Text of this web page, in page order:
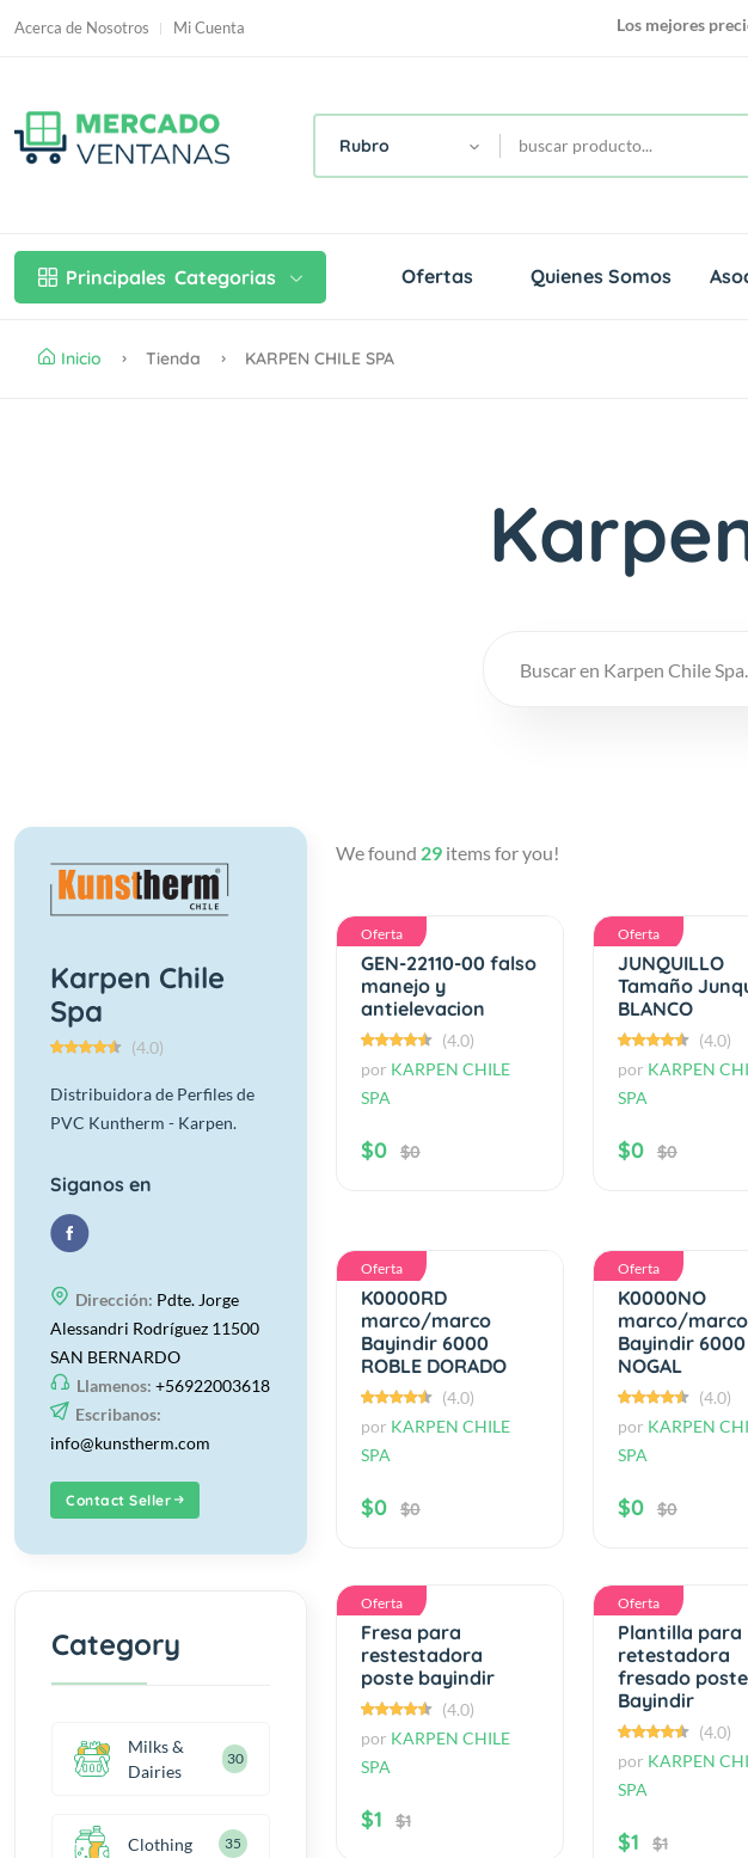
Acerca de Nosotros Mi Cuenta
Los mejores
Conviertae en
Rubro
Principales Categorias Ofertas Quienes Somos
Inicio Tienda KARPEN CHILE SPA
We found 29items for you!
Oferta
GEN-22110-00 falso
manejo y
antielevacion
(4.0)
por KARPEN CHILE
SPA
$0 $0
Oferta
JUNQUILLO
Tamaño
BLANCO
(4.0)
por KARPEN
SPA
$0 $0
Oferta
K0000RD
marco/marco
Bayindir 6000
ROBLE DORADO
(4.0)
por KARPEN CHILE
SPA
$0 $0
Oferta
K0000NO
marco/marco
Bayindir 6000
NOGAL
(4.0)
por KARPEN
SPA
$0 $0
Oferta
Fresa para
restestadora
poste bayindir
(4.0)
por KARPEN CHILE
SPA
$1 $1
Oferta
Plantilla para
retestadora
fresado poste
Bayindir
(4.0)
por KARPEN
SPA
$1 $1
Karpen Chile
Spa
(4.0)
Distribuidora de Perfiles de
PVC Kuntherm - Karpen.
Siganos en
Dirección: Pdte. Jorge
Alessandri Rodríguez 11500
SAN BERNARDO
Llamenos:+56922003618
Escribanos:
info@kunstherm.com
Contact Seller
Category
Milks &
Dairies
30
Clothing 35